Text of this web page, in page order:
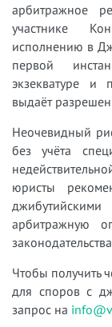
арбитражное
участнике
исполнению в
первой
экзекватуре и
выдаёт
Неочевидный
без учёта
юристы
арбитражную
Чтобы получить
для споров с
запрос на